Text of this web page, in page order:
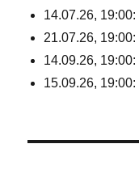
14.07.26,
21.07.26, 19:00:
14.09.26,
15.09.26,